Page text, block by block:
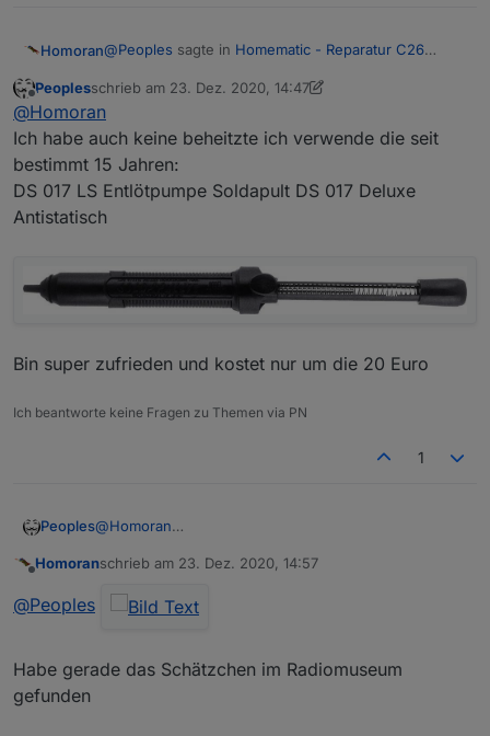
Homoran@Peoples sagte in Homematic - Reparatur C26
Lötsaugpumpe schenken
Die suche ich schon lange.
Vor 45 Jahren gab es da mal eine von Ersa.
Saugpumpe mit Heizleistung.
Habe so etwas nie wieder gefunden - nur popelige
@Peoplessagte inHomematic - Reparatur C26
Kondensator - wer macht's?
Damit hab ich es dann gemacht
Offline
Peoplesschrieb am 23. Dez. 2020, 14:47
zuletzt editiert von Peoples
@Homoran
Ich habe auch keine beheitzte ich verwende die seit
bestimmt 15 Jahren:
DS 017 LS Entlötpumpe Soldapult DS 017 Deluxe
Antistatisch
Bin super zufrieden und kostet nur um die 20 Euro
Ich beantworte keine Fragen zu Themen via PN
1
Peoples@Homoran
bestimmt 15 Jahren:
Antistatisch
Homoranschrieb am 23. Dez. 2020, 14:57
zuletzt editiert von
@Peoples
Habe gerade das Schätzchen im Radiomuseum
gefunden